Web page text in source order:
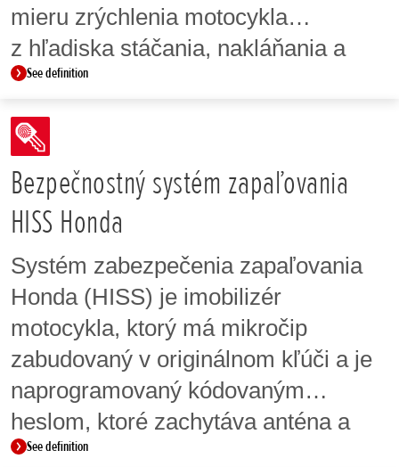
mieru zrýchlenia motocykla
z hľadiska stáčania, nakláňania a
klopenia. Tieto informácie sa potom
využívajú na riadenie brzdného tlaku
s cieľom zabezpečiť vyvážené
spomalenie počas zatáčania
a zníženie výskytu nežiaduceho
správania motocykla pri zatáčaní a
brzdení.
See definition
Bezpečnostný systém zapaľovania
HISS Honda
Systém zabezpečenia zapaľovania
Honda (HISS) je imobilizér
motocykla, ktorý má mikročip
zabudovaný v originálnom kľúči a je
naprogramovaný kódovaným
heslom, ktoré zachytáva anténa a
prenáša do riadiacej jednotky motora
See definition